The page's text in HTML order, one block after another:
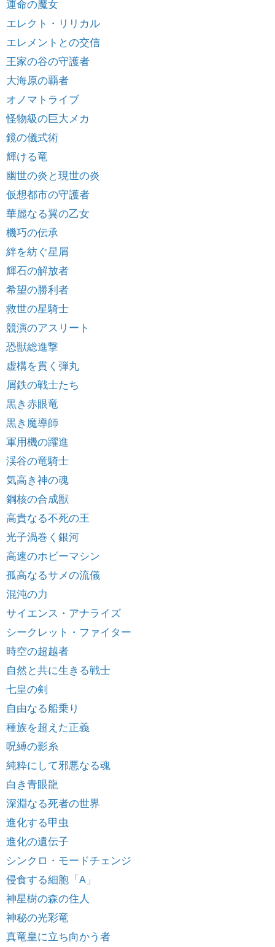
運命の魔女
エレクト・リリカル
エレメントとの交信
王家の谷の守護者
大海原の覇者
オノマトライブ
怪物級の巨大メカ
鏡の儀式術
輝ける竜
幽世の炎と現世の炎
仮想都市の守護者
華麗なる翼の乙女
機巧の伝承
絆を紡ぐ星屑
輝石の解放者
希望の勝利者
救世の星騎士
競演のアスリート
恐獣総進撃
虚構を貫く弾丸
屑鉄の戦士たち
黒き赤眼竜
黒き魔導師
軍用機の躍進
渓谷の竜騎士
気高き神の魂
鋼核の合成獣
高貴なる不死の王
光子渦巻く銀河
高速のホビーマシン
孤高なるサメの流儀
混沌の力
サイエンス・アナライズ
シークレット・ファイター
時空の超越者
自然と共に生きる戦士
七皇の剣
自由なる船乗り
種族を超えた正義
呪縛の影糸
純粋にして邪悪なる魂
白き青眼龍
深淵なる死者の世界
進化する甲虫
進化の遺伝子
シンクロ・モードチェンジ
侵食する細胞「A」
神星樹の森の住人
神秘の光彩竜
真竜皇に立ち向かう者